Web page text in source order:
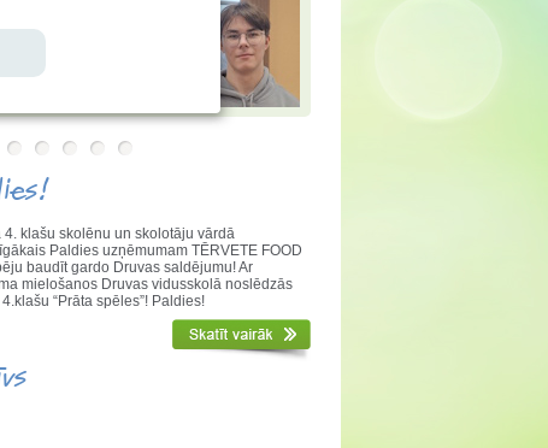
(BOI 2025) un atzinību
informātikas
(IOI 2025)
4. klašu skolēnu un skolotāju vārdā
Paldies uzņēmumam TĒRVETE FOOD
baudīt gardo Druvas saldējumu! Ar
mielošanos Druvas vidusskolā noslēdzās
“Prāta spēles”! Paldies!